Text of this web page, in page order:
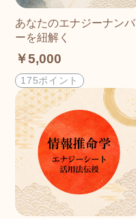
あなたのエナジーナンバ
ーを紐解く
￥5,000
175ポイント